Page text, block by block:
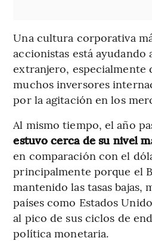
Una cultura corporativa
accionistas está ayudando
extranjero, especialmente
muchos inversores
por la agitación en los
Al mismo tiempo, el año
estuvo cerca de su nivel
en comparación con el
principalmente porque el
mantenido las tasas bajas,
países como Estados
al pico de sus ciclos de
política monetaria.